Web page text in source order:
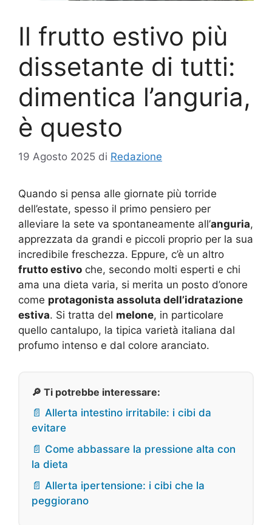
Il frutto estivo più
dissetante di tutti:
dimentica l’anguria,
è questo
19 Agosto 2025 di Redazione
Quando si pensa alle giornate più torride
dell’estate, spesso il primo pensiero per
alleviare la sete va spontaneamente all’anguria,
apprezzata da grandi e piccoli proprio per la sua
incredibile freschezza. Eppure, c’è un altro
frutto estivo che, secondo molti esperti e chi
ama una dieta varia, si merita un posto d’onore
come protagonista assoluta dell’idratazione
estiva. Si tratta del melone, in particolare
quello cantalupo, la tipica varietà italiana dal
profumo intenso e dal colore aranciato.
🔎 Ti potrebbe interessare:
📄 Allerta intestino irritabile: i cibi da
evitare
📄 Come abbassare la pressione alta con
la dieta
📄 Allerta ipertensione: i cibi che la
peggiorano